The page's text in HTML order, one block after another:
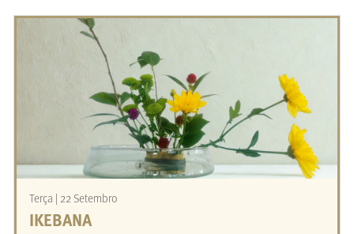
Terça | 22 Setembro
IKEBANA